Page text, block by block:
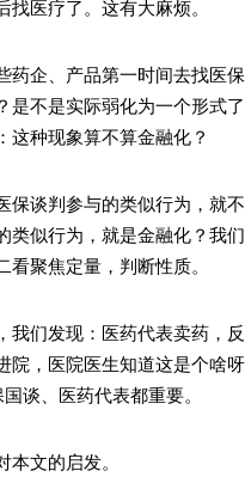
找医疗了。这有大麻烦。
企、产品第一时间去找医保
是不是实际弱化为一个形式
这种现象算不算金融化？
谈判参与的类似行为，就不
类似行为，就是金融化？我
看聚焦定量，判断性质。
们发现：医药代表卖药，反
院，医院医生知道这是个啥
谈、医药代表都重要。
文的启发。